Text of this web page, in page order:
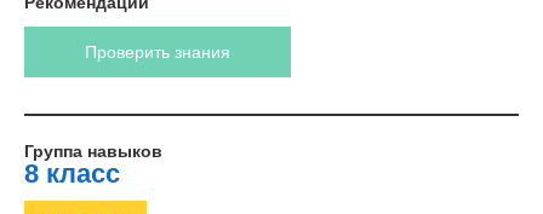
Проверить знания
Группа навыков
8 класс